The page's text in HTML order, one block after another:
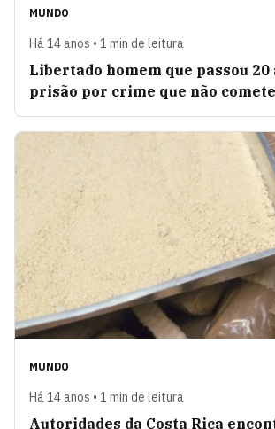
MUNDO
Há 14 anos • 1 min de leitura
Libertado homem que passou 20
prisão por crime que não
MUNDO
Há 14 anos • 1 min de leitura
Autoridades da Costa Rica